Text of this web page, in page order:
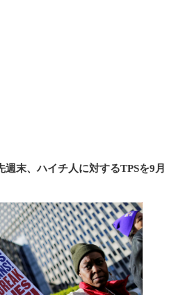
週末、ハイチ人に対するTPSを9月